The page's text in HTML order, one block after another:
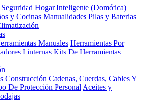
Hogar Inteligente (Domótica)
y Cocinas Manualidades Pilas y Baterias
Manuales Herramientas Por
Linternas Kits De Herramientas
Construcción Cadenas, Cuerdas, Cables Y
De Protección Personal Aceites y